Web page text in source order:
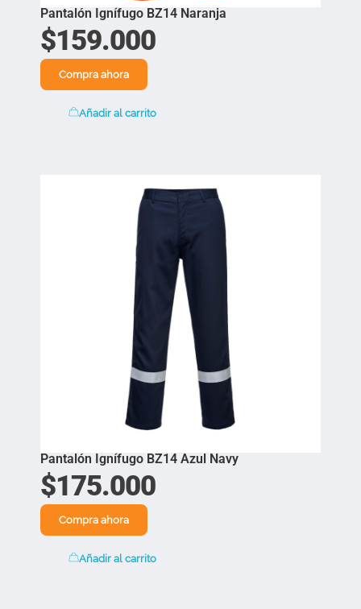
Pantalón Ignífugo BZ14 Naranja
$159.000
Compra ahora
Añadir al carrito
Pantalón Ignífugo BZ14 Azul Navy
$175.000
Compra ahora
Añadir al carrito